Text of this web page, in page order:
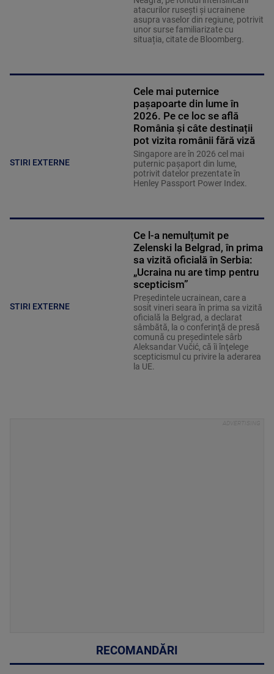
atacurilor rusești și ucrainene
asupra vaselor din regiune, potrivit
unor surse familiarizate cu
situația, citate de Bloomberg.
STIRI EXTERNE
Cele mai puternice
pașapoarte din lume în
2026. Pe ce loc se află
România și câte destinații
pot vizita românii fără viză
Singapore are în 2026 cel mai
puternic pașaport din lume,
potrivit datelor prezentate în
Henley Passport Power Index.
STIRI EXTERNE
Ce l-a nemulțumit pe
Zelenski la Belgrad, în prima
sa vizită oficială în Serbia:
„Ucraina nu are timp pentru
scepticism”
Preşedintele ucrainean, care a
sosit vineri seara în prima sa vizită
oficială la Belgrad, a declarat
sâmbătă, la o conferinţă de presă
comună cu preşedintele sârb
Aleksandar Vučić, că îi înţelege
scepticismul cu privire la aderarea
la UE.
RECOMANDĂRI